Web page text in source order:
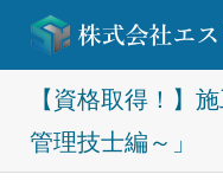
【資格取得！】
管理技士編～」